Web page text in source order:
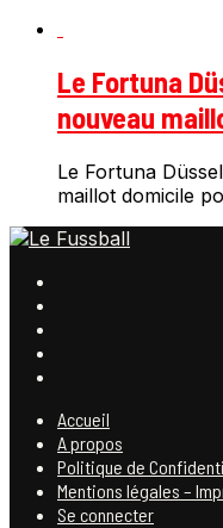
Le Fortuna
nouveau
Le Fortuna
maillot domicile
Accueil
A propos
Politique de
Mentions légales –
Se connecter